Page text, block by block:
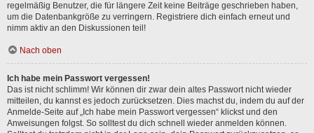
regelmäßig Benutzer, die für längere Zeit keine Beiträge geschrieben haben,
um die Datenbankgröße zu verringern. Registriere dich einfach erneut und
nimm aktiv an den Diskussionen teil!
Nach oben
Ich habe mein Passwort vergessen!
Das ist nicht schlimm! Wir können dir zwar dein altes Passwort nicht wieder
mitteilen, du kannst es jedoch zurücksetzen. Dies machst du, indem du auf der
Anmelde-Seite auf „Ich habe mein Passwort vergessen“ klickst und den
Anweisungen folgst. So solltest du dich schnell wieder anmelden können.